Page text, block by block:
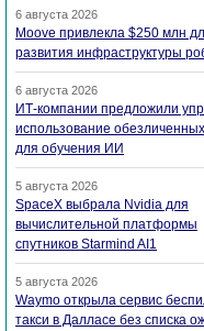
6 августа 2026
Moove привлекла $250 млн
развития инфраструктуры
6 августа 2026
ИТ-компании предложили
использование
для обучения ИИ
5 августа 2026
SpaceX выбрала Nvidia для
вычислительной платформы
спутников Starmind AI1
5 августа 2026
Waymo открыла сервис
такси в Далласе без списка